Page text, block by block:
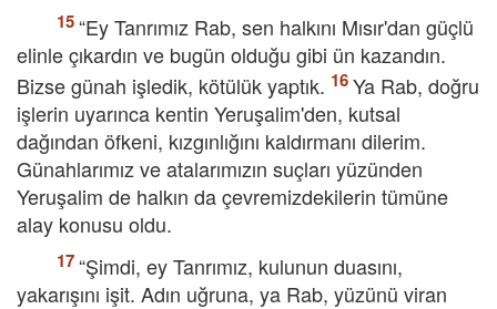
“Ey Tanrımız Rab, sen halkını Mısır'dan güçlü
elinle çıkardın ve bugün olduğu gibi ün kazandın.
Bizse günah işledik, kötülük yaptık.
Ya Rab, doğru
işlerin uyarınca kentin Yeruşalim'den, kutsal
dağından öfkeni, kızgınlığını kaldırmanı dilerim.
Günahlarımız ve atalarımızın suçları yüzünden
Yeruşalim de halkın da çevremizdekilerin tümüne
alay konusu oldu.
“Şimdi, ey Tanrımız, kulunun duasını,
yakarışını işit. Adın uğruna, ya Rab, yüzünü viran